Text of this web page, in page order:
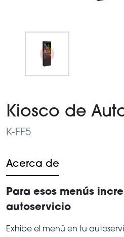
of
1
Kiosco de
K-FF5
Acerca de
Para esos menús
autoservicio
Exhibe el menú en tu